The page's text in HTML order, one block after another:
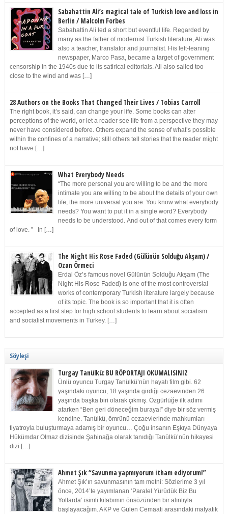
Sabahattin Ali’s magical tale of Turkish love and loss in
Berlin / Malcolm Forbes
Sabahattin Ali led a short but eventful life. Regarded by
many as the father of modernist Turkish literature, Ali was
also a teacher, translator and journalist. His left-leaning
newspaper, Marco Pasa, became a target of government
censorship in the 1940s due to its satirical editorials. Ali also sailed too
close to the wind and was […]
28 Authors on the Books That Changed Their Lives / Tobias Carroll
The right book, it’s said, can change your life. Some books can alter
perceptions of the world, or let a reader see life from a perspective they may
never have considered before. Others expand the sense of what’s possible
within the confines of a narrative; still others tell stories that the reader might
not have […]
What Everybody Needs
“The more personal you are willing to be and the more
intimate you are willing to be about the details of your own
life, the more universal you are. You know what everybody
needs? You want to put it in a single word? Everybody
needs to be understood. And out of that comes every form
of love. ” In […]
The Night His Rose Faded (Gülünün Solduğu Akşam) /
Ozan Örmeci
Erdal Öz’s famous novel Gülünün Solduğu Akşam (The
Night His Rose Faded) is one of the most controversial
works of contemporary Turkish literature largely because
of its topic. The book is so important that it is often
accepted as a first step for high school students to learn about socialism
and socialist movements in Turkey. […]
Söyleşi
Turgay Tanülkü: BU RÖPORTAJI OKUMALISINIZ
Ünlü oyuncu Turgay Tanülkü’nün hayatı film gibi. 62
yaşındaki oyuncu, 18 yaşında girdiği cezaevinden 26
yaşında başka biri olarak çıkmış. Özgürlüğe ilk adımı
atarken “Ben geri döneceğim buraya!” diye bir söz vermiş
kendine. Tanülkü, ömrünü cezaevlerinde mahkumları
tiyatroyla buluşturmaya adamış bir oyuncu… Çoğu insanın Eşkıya Dünyaya
Hükümdar Olmaz dizisinde Şahinağa olarak tanıdığı Tanülkü’nün hikayesi
dizi […]
Ahmet Şık “Savunma yapmıyorum itham ediyorum!”
Ahmet Şık’ın savunmasının tam metni: Sözlerime 3 yıl
önce, 2014’te yayımlanan ‘Paralel Yürüdük Biz Bu
Yollarda’ isimli kitabımın önsözünden bir alıntıyla
başlayacağım. AKP ve Gülen Cemaati arasındaki mafyatik